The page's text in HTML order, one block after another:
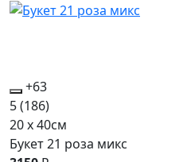
+63
5(186)
20 x 40см
Букет 21 роза микс